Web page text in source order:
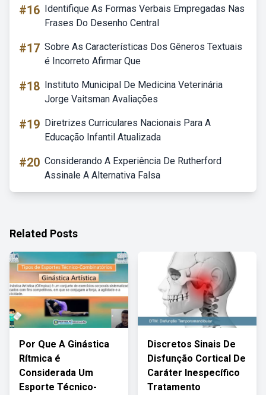
#16 Identifique As Formas Verbais Empregadas Nas
Frases Do Desenho Central
#17 Sobre As Características Dos Gêneros Textuais
é Incorreto Afirmar Que
#18 Instituto Municipal De Medicina Veterinária
Jorge Vaitsman Avaliações
#19 Diretrizes Curriculares Nacionais Para A
Educação Infantil Atualizada
#20 Considerando A Experiência De Rutherford
Assinale A Alternativa Falsa
Related Posts
Por Que A Ginástica
Rítmica é
Considerada Um
Esporte Técnico-
Discretos Sinais De
Disfunção Cortical De
Caráter Inespecífico
Tratamento